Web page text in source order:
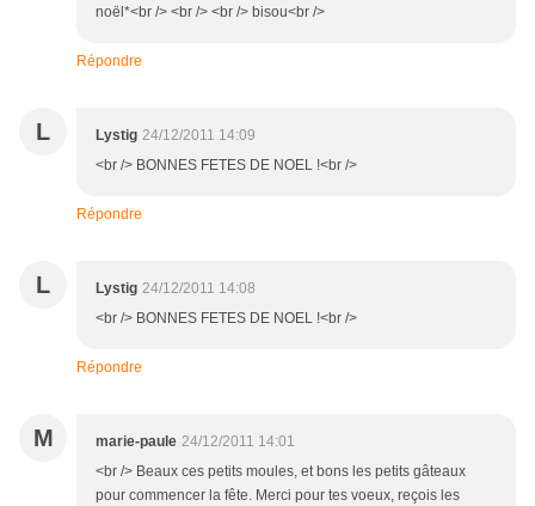
noël*<br /> <br /> <br /> bisou<br />
Répondre
L Lystig 24/12/2011 14:09
<br /> BONNES FETES DE NOEL !<br />
Répondre
L Lystig 24/12/2011 14:08
<br /> BONNES FETES DE NOEL !<br />
Répondre
M marie-paule 24/12/2011 14:01
<br /> Beaux ces petits moules, et bons les petits gâteaux
pour commencer la fête. Merci pour tes voeux, reçois les